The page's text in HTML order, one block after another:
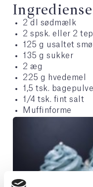
2 dl sødmælk
2 spsk. eller 2
125 g usaltet
135 g sukker
2 æg
225 g hvedemel
1,5 tsk.
1/4 tsk. fint salt
Muffinforme